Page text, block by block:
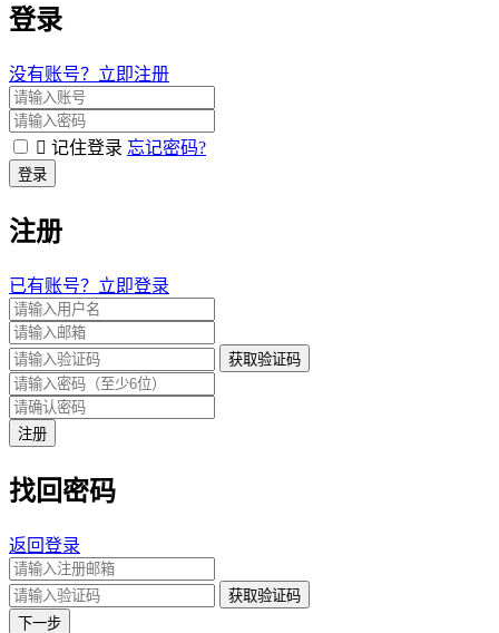
登录
没有账号？立即注册
记住登录 忘记密码?
登录
注册
已有账号？立即登录
获取验证码
注册
找回密码
返回登录
获取验证码
下一步